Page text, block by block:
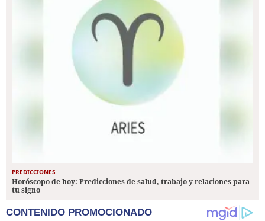
PREDICCIONES
Horóscopo de hoy: Predicciones de salud, trabajo y relaciones para
tu signo
CONTENIDO PROMOCIONADO